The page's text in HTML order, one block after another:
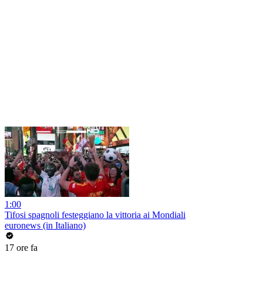
1:00
Tifosi spagnoli festeggiano la vittoria ai Mondiali
euronews (in Italiano)
17 ore fa